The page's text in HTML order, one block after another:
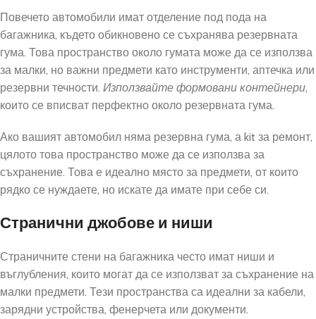
Повечето автомобили имат отделение под пода на
багажника, където обикновено се съхранява резервната
гума. Това пространство около гумата може да се използва
за малки, но важни предмети като инструменти, аптечка или
резервни течности. Използвайте формовани контейнери,
които се вписват перфектно около резервната гума.
Ако вашият автомобил няма резервна гума, а kit за ремонт,
цялото това пространство може да се използва за
съхранение. Това е идеално място за предмети, от които
рядко се нуждаете, но искате да имате при себе си.
Странични джобове и ниши
Страничните стени на багажника често имат ниши и
въглубления, които могат да се използват за съхранение на
малки предмети. Тези пространства са идеални за кабели,
зарядни устройства, фенерчета или документи.